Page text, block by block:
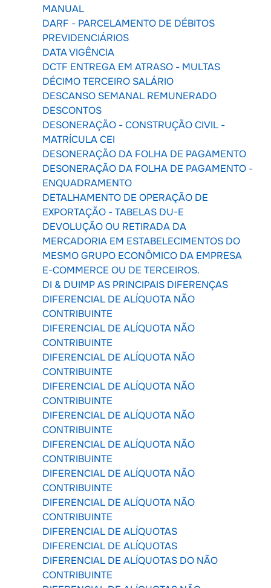
MANUAL
DARF - PARCELAMENTO DE DÉBITOS
PREVIDENCIÁRIOS
DATA VIGÊNCIA
DCTF ENTREGA EM ATRASO - MULTAS
DÉCIMO TERCEIRO SALÁRIO
DESCANSO SEMANAL REMUNERADO
DESCONTOS
DESONERAÇÃO - CONSTRUÇÃO CIVIL -
MATRÍCULA CEI
DESONERAÇÃO DA FOLHA DE PAGAMENTO
DESONERAÇÃO DA FOLHA DE PAGAMENTO -
ENQUADRAMENTO
DETALHAMENTO DE OPERAÇÃO DE
EXPORTAÇÃO - TABELAS DU-E
DEVOLUÇÃO OU RETIRADA DA
MERCADORIA EM ESTABELECIMENTOS DO
MESMO GRUPO ECONÔMICO DA EMPRESA
E-COMMERCE OU DE TERCEIROS.
DI & DUIMP AS PRINCIPAIS DIFERENÇAS
DIFERENCIAL DE ALÍQUOTA NÃO
CONTRIBUINTE
DIFERENCIAL DE ALÍQUOTA NÃO
CONTRIBUINTE
DIFERENCIAL DE ALÍQUOTA NÃO
CONTRIBUINTE
DIFERENCIAL DE ALÍQUOTA NÃO
CONTRIBUINTE
DIFERENCIAL DE ALÍQUOTA NÃO
CONTRIBUINTE
DIFERENCIAL DE ALÍQUOTA NÃO
CONTRIBUINTE
DIFERENCIAL DE ALÍQUOTA NÃO
CONTRIBUINTE
DIFERENCIAL DE ALÍQUOTA NÃO
CONTRIBUINTE
DIFERENCIAL DE ALÍQUOTAS
DIFERENCIAL DE ALÍQUOTAS
DIFERENCIAL DE ALÍQUOTAS DO NÃO
CONTRIBUINTE